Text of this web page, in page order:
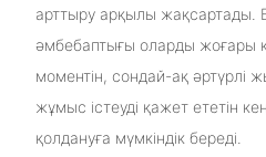
арттыру арқылы жақсартады.
әмбебаптығы оларды жоғары
моментін, сондай-ақ әртүрлі
жұмыс істеуді қажет ететін
қолдануға мүмкіндік береді.